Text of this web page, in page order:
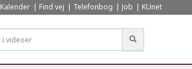
Kalender Find vej Telefonbog Job KUnet